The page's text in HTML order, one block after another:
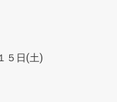
５日(土)